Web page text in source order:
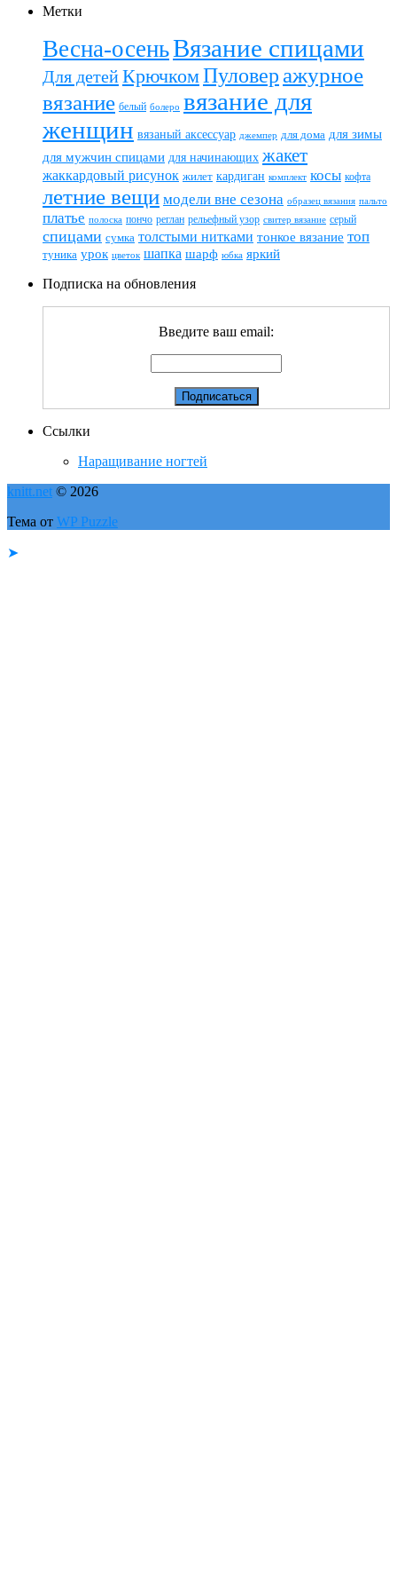
Метки
Весна-осеньВязание спицами
Для детейКрючкомПуловер ажурное
вязание белый болеро вязание для
женщин вязаный аксессуар джемпер для дома для зимы
для мужчин спицами для начинающих жакет
жаккардовый рисунок жилет кардиган комплект косы кофта
летние вещи модели вне сезона образец вязания пальто
платье полоска пончо реглан рельефный узор свитер вязание серый
спицами сумка толстыми нитками тонкое вязание топ
туника урок цветок шапка шарф юбка яркий
Подписка на обновления
Введите ваш email:
Ссылки
Наращивание ногтей
knitt.net © 2026
Тема от WP Puzzle
➤